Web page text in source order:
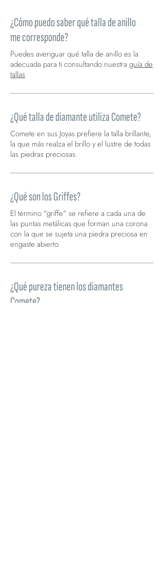
¿Cómo puedo saber qué talla de anillo
me corresponde?
Puedes averiguar qué talla de anillo es la
adecuada para ti consultando nuestra guía de
tallas
¿Qué talla de diamante utiliza Comete?
Comete en sus Joyas prefiere la talla brillante,
la que más realza el brillo y el lustre de todas
las piedras preciosas.
¿Qué son los Griffes?
El término "griffe" se refiere a cada una de
las puntas metálicas que forman una corona
con la que se sujeta una piedra preciosa en
engaste abierto.
¿Qué pureza tienen los diamantes
Comete?